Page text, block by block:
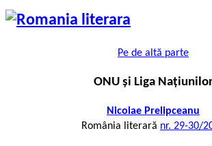
Pe de altă parte
ONU și Liga
Nicolae Prelipceanu
România literară nr. 29-30/